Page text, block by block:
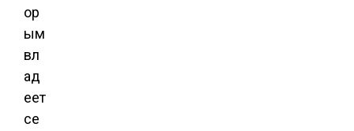
ор
ым
вл
ад
еет
се